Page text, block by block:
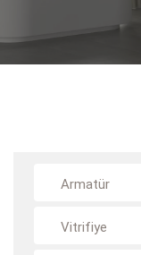
Armatür
Vitrifiye